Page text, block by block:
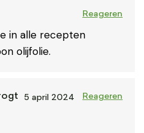
Reageren
in alle recepten
olijfolie.
5 april 2024 Reageren